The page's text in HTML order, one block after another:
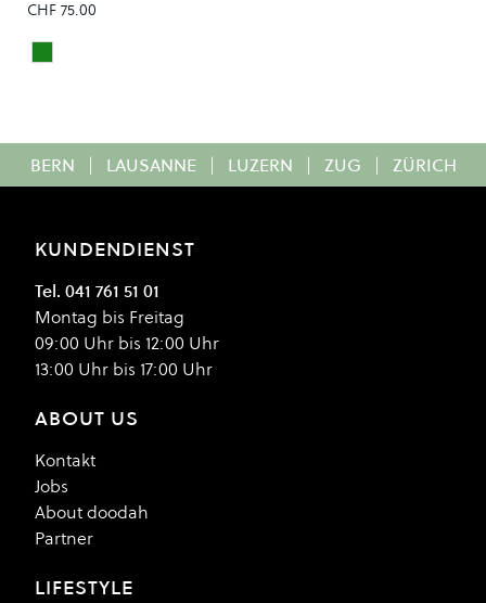
CHF 75.00
Colour
WINTERMOSS
BERN | LAUSANNE | LUZERN | ZUG | ZÜRICH
KUNDENDIENST
Tel. 041 761 51 01
Montag bis Freitag
09:00 Uhr bis 12:00 Uhr
13:00 Uhr bis 17:00 Uhr
ABOUT US
Kontakt
Jobs
About doodah
Partner
LIFESTYLE